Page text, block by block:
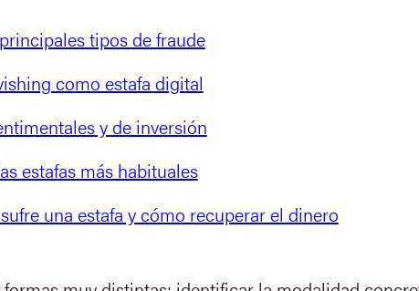
tipos de fraude
como estafa digital
y de inversión
estafas más habituales
una estafa y cómo recuperar el dinero